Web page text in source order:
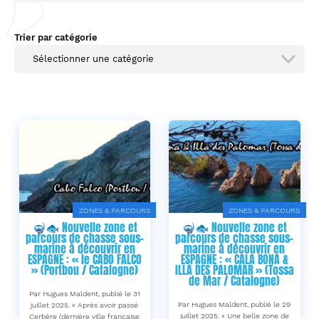
ZONES & PARCOURS
🤿🐟 Nouvelle zone et
parcours de chasse sous-
marine à découvrir en
ESPAGNE : « le CABO FALCO
» (Portbou / Catalogne)
Par Hugues Maldent, publié le 31
juillet 2025. « Après avoir passé
Cerbère (dernière ville française
ZONES & PARCOURS
🤿🐟 Nouvelle zone et
parcours de chasse sous-
marine à découvrir en
ESPAGNE : « CALA BONA &
ILLA DES PALOMAR » (Tossa
de Mar / Catalogne)
Par Hugues Maldent, publié le 29
juillet 2025. « Une belle zone de
Trier par catégorie
Sélectionner une catégorie